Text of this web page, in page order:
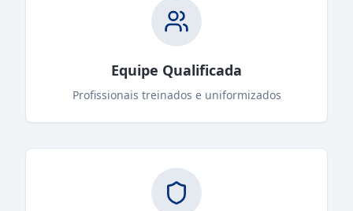
Equipe Qualificada
Profissionais treinados e uniformizados